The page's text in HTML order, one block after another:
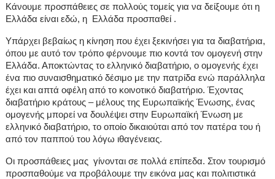
Κάνουμε προσπάθειες σε πολλούς τομείς για να δείξουμε ότι η
Ελλάδα είναι εδώ, η Ελλάδα προσπαθεί .
Υπάρχει βεβαίως η κίνηση που έχει ξεκινήσει για τα διαβατήρια,
όπου με αυτό τον τρόπο φέρνουμε πιο κοντά τον ομογενή στην
Ελλάδα. Αποκτώντας το ελληνικό διαβατήριο, ο ομογενής έχει
ένα πιο συναισθηματικό δέσιμο με την πατρίδα ενώ παράλληλα
έχει και απτά οφέλη από το κοινοτικό διαβατήριο. Έχοντας
διαβατήριο κράτους – μέλους της Ευρωπαϊκής Ένωσης, ένας
ομογενής μπορεί να δουλέψει στην Ευρωπαϊκή Ένωση με
ελληνικό διαβατήριο, το οποίο δικαιούται από τον πατέρα του ή
από τον παππού του λόγω ιθαγένειας.
Οι προσπάθειες μας γίνονται σε πολλά επίπεδα. Στον τουρισμό
προσπαθούμε να προβάλουμε την εικόνα μας και πολιτιστικά